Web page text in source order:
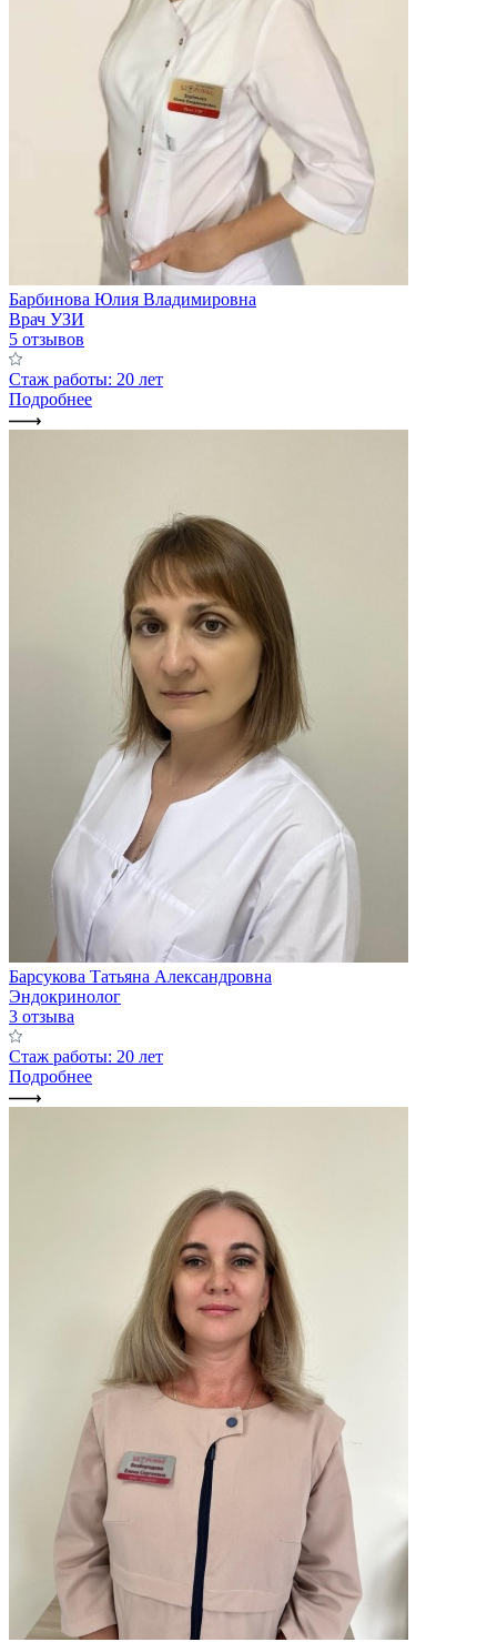
Барбинова Юлия Владимировна
Врач УЗИ
5 отзывов
Стаж работы: 20 лет
Подробнее
Барсукова Татьяна Александровна
Эндокринолог
3 отзыва
Стаж работы: 20 лет
Подробнее